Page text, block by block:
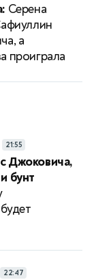
Серена
а
проиграла
21:55
Джоковича,
бунт
22:47